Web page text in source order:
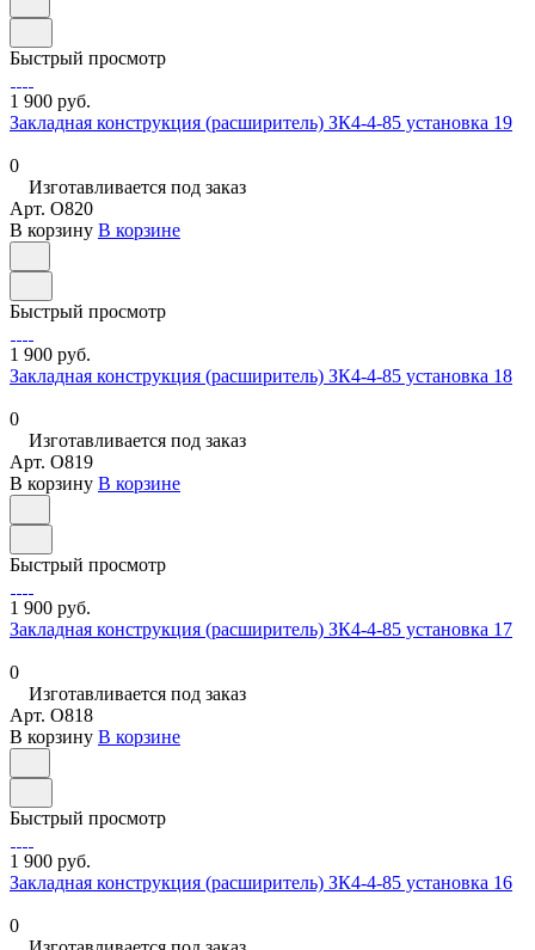
Быстрый просмотр
1 900 руб.
Закладная конструкция (расширитель) ЗК4-4-85 установка 19
0
Изготавливается под заказ
Арт. O820
В корзину В корзине
Быстрый просмотр
1 900 руб.
Закладная конструкция (расширитель) ЗК4-4-85 установка 18
0
Изготавливается под заказ
Арт. O819
В корзину В корзине
Быстрый просмотр
1 900 руб.
Закладная конструкция (расширитель) ЗК4-4-85 установка 17
0
Изготавливается под заказ
Арт. O818
В корзину В корзине
Быстрый просмотр
1 900 руб.
Закладная конструкция (расширитель) ЗК4-4-85 установка 16
0